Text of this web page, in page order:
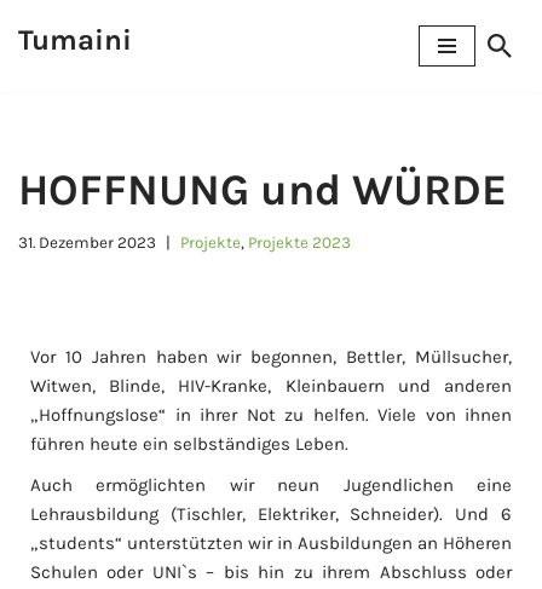
Tumaini
HOFFNUNG und WÜRDE
31. Dezember 2023 Projekte, Projekte 2023
Vor 10 Jahren haben wir begonnen, Bettler, Müllsucher,
Witwen, Blinde, HIV-Kranke, Kleinbauern und anderen
„Hoffnungslose“ in ihrer Not zu helfen. Viele von ihnen
führen heute ein selbständiges Leben.
Auch ermöglichten wir neun Jugendlichen eine
Lehrausbildung (Tischler, Elektriker, Schneider). Und 6
„students“ unterstützten wir in Ausbildungen an Höheren
Schulen oder UNI`s – bis hin zu ihrem Abschluss oder